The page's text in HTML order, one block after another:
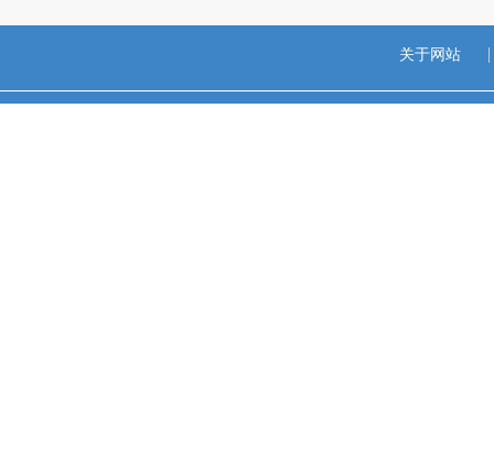
关于网站